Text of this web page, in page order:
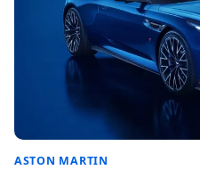
ASTON MARTIN